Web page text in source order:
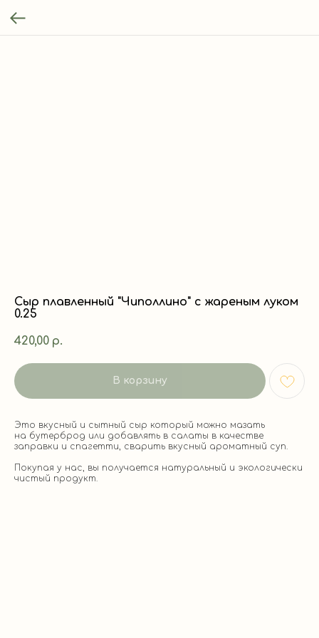
Сыр плавленный "Чиполлино" с жареным луком
0.25
420,00 р.
В корзину
Это вкусный и сытный сыр который можно мазать
на бутерброд или добавлять в салаты в качестве
заправки и спагетти, сварить вкусный ароматный суп.
Покупая у нас, вы получается натуральный и экологически
чистый продукт.